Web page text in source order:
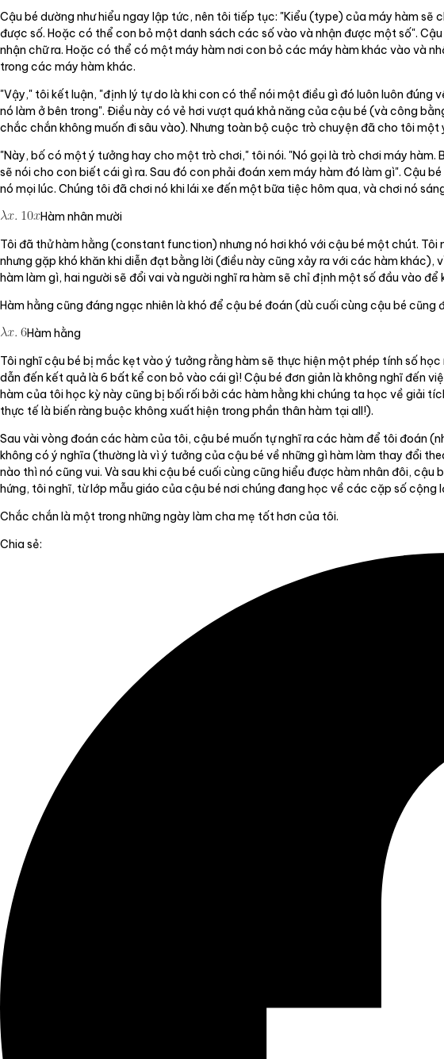
Cậu bé dường như hiểu ngay lập tức, nên tôi tiếp tục: "Kiểu (type) của máy hàm
được số. Hoặc có thể con bỏ một danh sách các số vào và nhận được một số".
nhận chữ ra. Hoặc có thể có một máy hàm nơi con bỏ các máy hàm khác vào và
trong các máy hàm khác.
"Vậy," tôi kết luận, "định lý tự do là khi con có thể nói một điều gì đó luôn luôn
nó làm ở bên trong". Điều này có vẻ hơi vượt quá khả năng của cậu bé (và công
chắc chắn không muốn đi sâu vào). Nhưng toàn bộ cuộc trò chuyện đã cho tôi một
"Này, bố có một ý tưởng hay cho một trò chơi," tôi nói. "Nó gọi là trò chơi máy
sẽ nói cho con biết cái gì ra. Sau đó con phải đoán xem máy hàm đó làm gì". Cậu
nó mọi lúc. Chúng tôi đã chơi nó khi lái xe đến một bữa tiệc hôm qua, và chơi nó
Hàm nhân mười
Tôi đã thử hàm hằng (constant function) nhưng nó hơi khó với cậu bé một chút.
nhưng gặp khó khăn khi diễn đạt bằng lời (điều này cũng xảy ra với các hàm
hàm làm gì, hai người sẽ đổi vai và người nghĩ ra hàm sẽ chỉ định một số đầu vào
Hàm hằng cũng đáng ngạc nhiên là khó để cậu bé đoán (dù cuối cùng cậu bé cũng
Hàm hằng
Tôi nghĩ cậu bé bị mắc kẹt vào ý tưởng rằng hàm sẽ thực hiện một phép tính số
dẫn đến kết quả là 6 bất kể con bỏ vào cái gì! Cậu bé đơn giản là không nghĩ đến
hàm của tôi học kỳ này cũng bị bối rối bởi các hàm hằng khi chúng ta học về giải
thực tế là biến ràng buộc không xuất hiện trong phần thân hàm tại all!).
Sau vài vòng đoán các hàm của tôi, cậu bé muốn tự nghĩ ra các hàm để tôi đoán
không có ý nghĩa (thường là vì ý tưởng của cậu bé về những gì hàm làm thay đổi
nào thì nó cũng vui. Và sau khi cậu bé cuối cùng cũng hiểu được hàm nhân đôi,
hứng, tôi nghĩ, từ lớp mẫu giáo của cậu bé nơi chúng đang học về các cặp số cộng
Chắc chắn là một trong những ngày làm cha mẹ tốt hơn của tôi.
Chia sẻ: